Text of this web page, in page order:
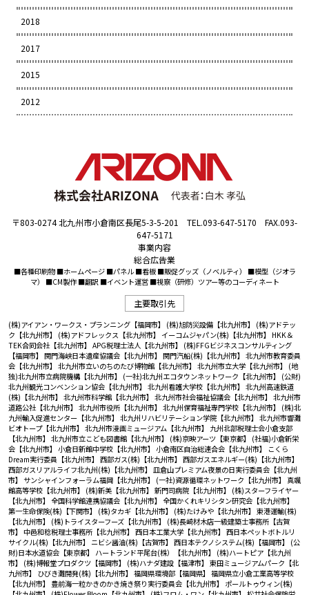
2018
2017
2015
2012
〒803-0274 北九州市小倉南区長尾5-3-5-201 TEL.093-647-5170 FAX.093-
647-5171
事業内容
総合広告業
■各種印刷物 ■ホームページ ■パネル ■看板 ■販促グッズ（ノベルティ） ■模型（ジオラ
マ） ■CM製作 ■翻訳 ■イベント運営 ■視察（研修）ツアー等のコーディネート
主要取引先
(株)アイアン・ワークス・プランニング【福岡市】 (株)旭防災設備【北九州市】 (株)アドテッ
ク【北九州市】 (株)アドフレックス【北九州市】 イーコムジャパン(株)【北九州市】 HKK＆
TEK合同会社【北九州市】 APG税理士法人【北九州市】 (株)FFGビジネスコンサルティング
【福岡市】 関門海峡日本遺産協議会【北九州市】 関門汽船(株)【北九州市】 北九州市教育委員
会【北九州市】 北九州市立いのちのたび博物館【北九州市】 北九州市立大学【北九州市】 (地
独)北九州市立病院機構【北九州市】 (一社)北九州エコタウンネットワーク【北九州市】 (公財)
北九州観光コンベンション協会【北九州市】 北九州看護大学校【北九州市】 北九州高速鉄道
(株)【北九州市】 北九州市科学館【北九州市】 北九州市社会福祉協議会【北九州市】 北九州市
道路公社【北九州市】 北九州市役所【北九州市】 北九州保育福祉専門学校【北九州市】 (株)北
九州輸入促進センター【北九州市】 北九州リハビリテーション学院【北九州市】 北九州市響灘
ビオトープ【北九州市】 北九州市漫画ミュージアム【北九州市】 九州北部税理士会小倉支部
【北九州市】 北九州市立こども図書館【北九州市】 (株)京映アーツ【東京都】 (社福)小倉新栄
会【北九州市】 小倉日新館中学校【北九州市】 小倉南区自治総連合会【北九州市】
こくら
Dream実行委員【北九州市】 西部ガス(株)【北九州市】 西部ガスエネルギー(株)【北九州市】
西部ガスリアルライフ北九州(株)【北九州市】 皿倉山プレミアム夜景の日実行委員会【北九州
市】 サンシャインフォーラム福岡【北九州市】 (一社)資源循環ネットワーク【北九州市】 真颯
館高等学校【北九州市】 (株)新美【北九州市】 新門司病院【北九州市】 (株)スターフライヤー
【北九州市】 全国科学館連携協議会【北九州市】 全国かくれキリシタン研究会【北九州市】
第一生命保険(株)【下関市】 (株)タカギ【北九州市】 (株)たけみや【北九州市】 東港運輸(株)
【北九州市】 (株)トライスターフーズ【北九州市】 (株)長崎材木店一級建築士事務所【古賀
市】 中邑和稔税理士事務所【北九州市】 西日本工業大学【北九州市】 西日本ペットボトルリ
サイクル(株)【北九州市】 ニビシ醤油(株)【古賀市】 西日本テクノシステム(株)【福岡市】 (公
財)日本水道協会【東京都】 ハートランド平尾台(株）【北九州市】 (株)ハートピア【北九州
市】 (株)博報堂プロダクツ【福岡市】 (株)ハナダ建設【福津市】 東田ミュージアムパーク【北
九州市】 ひびき灘開発(株)【北九州市】 福岡県環境部【福岡県】 福岡県立小倉工業高等学校
【北九州市】 豊前海一粒かきのかき焼き祭り実行委員会【北九州市】 ポールトゥウィン(株)